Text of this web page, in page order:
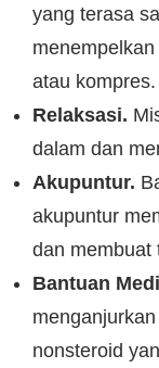
yang terasa
atau kompres.
Relaksasi.
dalam dan
Akupuntur.
akupuntur
dan membuat
Bantuan
nonsteroid